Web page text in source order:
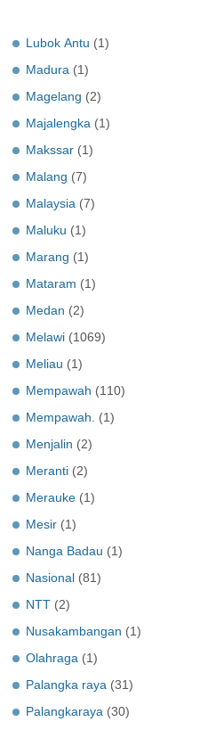
Lubok Antu (1)
Madura (1)
Magelang (2)
Majalengka (1)
Makssar (1)
Malang (7)
Malaysia (7)
Maluku (1)
Marang (1)
Mataram (1)
Medan (2)
Melawi (1069)
Meliau (1)
Mempawah (110)
Mempawah.
(1)
Menjalin (2)
Meranti (2)
Merauke (1)
Mesir (1)
Nanga Badau (1)
Nasional (81)
NTT (2)
Nusakambangan (1)
Olahraga (1)
Palangka raya (31)
Palangkaraya (30)